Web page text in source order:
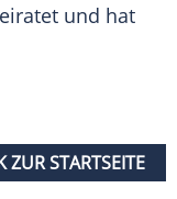
und hat
ZUR STARTSEITE